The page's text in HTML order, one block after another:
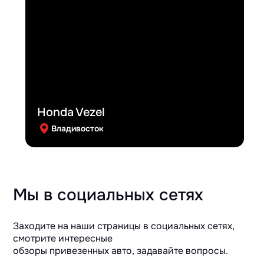
Honda Vezel
Владивосток
Мы в социальных сетях
Заходите на наши страницы в социальных сетях,
смотрите интересные
обзоры привезенных авто, задавайте вопросы.